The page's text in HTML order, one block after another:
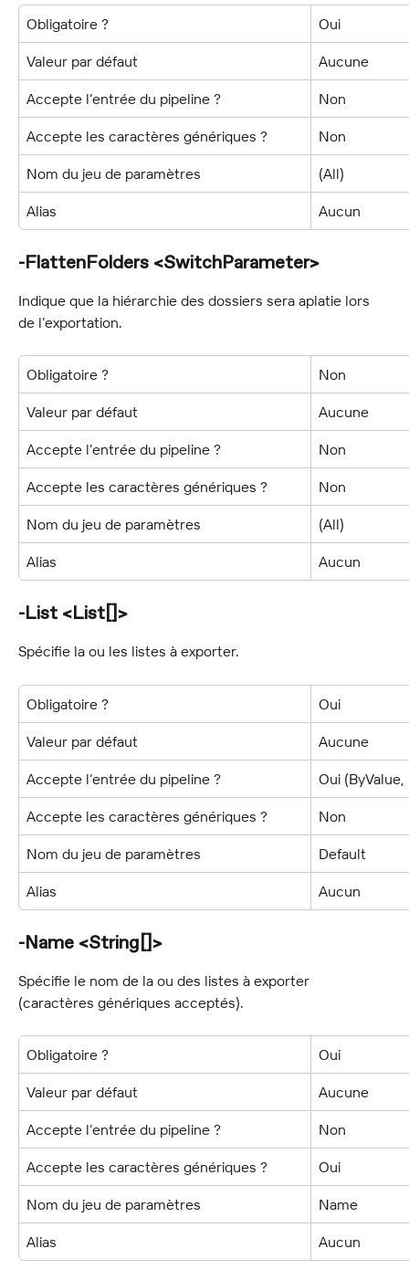
Obligatoire ? Oui
Valeur par défaut Aucune
Accepte l’entrée du pipeline ? Non
Accepte les caractères génériques ? Non
Nom du jeu de paramètres (All)
Alias Aucun
-FlattenFolders <SwitchParameter>
Indique que la hiérarchie des dossiers sera aplatie lors
de l’exportation.
Obligatoire ? Non
Valeur par défaut Aucune
Accepte l’entrée du pipeline ? Non
Accepte les caractères génériques ? Non
Nom du jeu de paramètres (All)
Alias Aucun
-List <List[]>
Spécifie la ou les listes à exporter.
Obligatoire ? Oui
Valeur par défaut Aucune
Accepte l’entrée du pipeline ? Oui
Accepte les caractères génériques ? Non
Nom du jeu de paramètres Default
Alias Aucun
-Name <String[]>
Spécifie le nom de la ou des listes à exporter
(caractères génériques acceptés).
Obligatoire ? Oui
Valeur par défaut Aucune
Accepte l’entrée du pipeline ? Non
Accepte les caractères génériques ? Oui
Nom du jeu de paramètres Name
Alias Aucun